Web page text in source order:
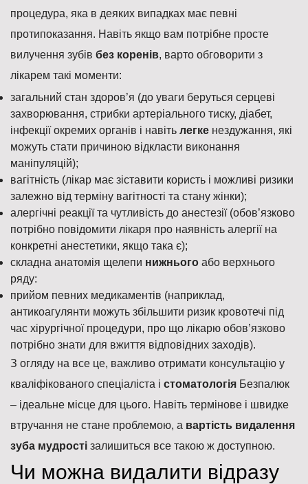
процедура, яка в деяких випадках має певні
протипоказання. Навіть якщо вам потрібне просте
вилучення зубів без коренів, варто обговорити з
лікарем такі моменти:
загальний стан здоров’я (до уваги беруться серцеві
захворювання, стрибки артеріального тиску, діабет,
інфекції окремих органів і навіть легке нездужання, які
можуть стати причиною відкласти виконання
маніпуляцій);
вагітність (лікар має зіставити користь і можливі ризики
залежно від терміну вагітності та стану жінки);
алергічні реакції та чутливість до анестезії (обов’язково
потрібно повідомити лікаря про наявність алергії на
конкретні анестетики, якщо така є);
складна анатомія щелепи нижнього або верхнього
ряду:
прийом певних медикаментів (наприклад,
антикоагулянти можуть збільшити ризик кровотечі під
час хірургічної процедури, про що лікарю обов’язково
потрібно знати для вжиття відповідних заходів).
З огляду на все це, важливо отримати консультацію у
кваліфікованого спеціаліста і стоматологія Безпалюк
– ідеальне місце для цього. Навіть термінове і швидке
втручання не стане проблемою, а вартість видалення
зуба мудрості залишиться все такою ж доступною.
Чи можна видалити відразу